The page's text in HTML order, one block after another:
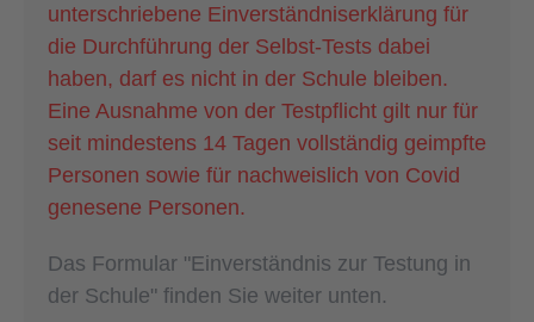
unterschriebene Einverständniserklärung für
die Durchführung der Selbst-Tests dabei
haben, darf es nicht in der Schule bleiben.
Eine Ausnahme von der Testpflicht gilt nur für
seit mindestens 14 Tagen vollständig geimpfte
Personen sowie für nachweislich von Covid
genesene Personen.
Das Formular "Einverständnis zur Testung in
der Schule" finden Sie weiter unten.